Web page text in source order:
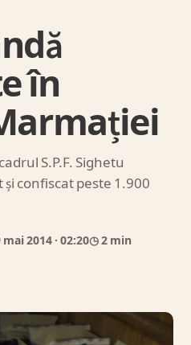
în
S.P.F. Sighetu
confiscat peste 1.900
mai 2014 · 02:20◷ 2 min